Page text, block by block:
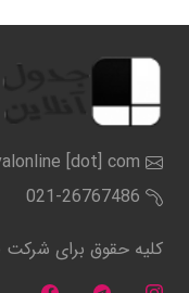
[dot] com
021-26767486
کلیه حقوق برای